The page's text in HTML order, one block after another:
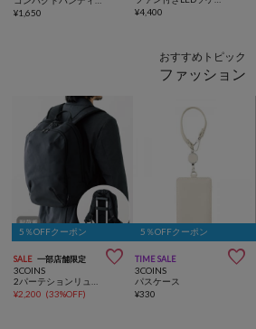
¥1,650
¥4,400
おすすめトピック
ファッション
5％OFFクーポン
SALE 一部店舗限定 
3COINS
¥2,200 (33%OFF)
5％OFFクーポン
TIME SALE 
3COINS
パスケース
¥330